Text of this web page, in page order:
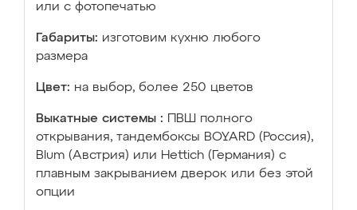
или с фотопечатью
Габариты: изготовим кухню любого
размера
Цвет: на выбор, более 250 цветов
Выкатные системы :
ПВШ полного
открывания, тандембоксы BOYARD (Россия),
Blum (Австрия) или Hettich (Германия) с
плавным закрыванием дверок или без этой
опции